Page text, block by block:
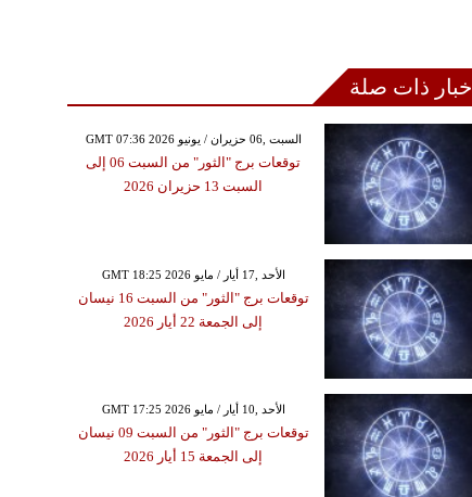
أخبار ذات صلة
GMT 07:36 2026 السبت ,06 حزيران / يونيو
توقعات برج "الثور" من السبت 06 إلى
السبت 13 حزيران 2026
GMT 18:25 2026 الأحد ,17 أيار / مايو
توقعات برج "الثور" من السبت 16 نيسان
إلى الجمعة 22 أيار 2026
GMT 17:25 2026 الأحد ,10 أيار / مايو
توقعات برج "الثور" من السبت 09 نيسان
إلى الجمعة 15 أيار 2026